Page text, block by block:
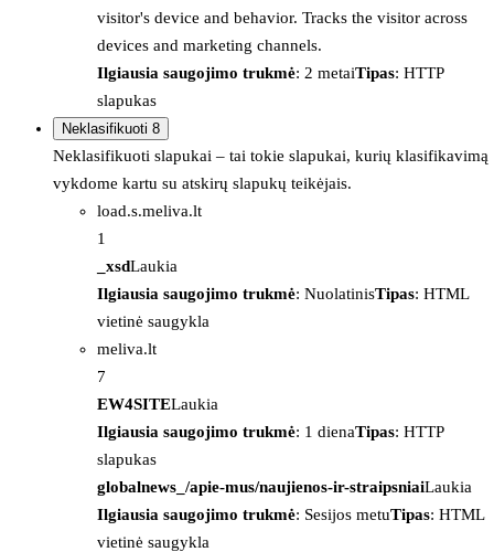
visitor's device and behavior. Tracks the visitor across
devices and marketing channels.
Ilgiausia saugojimo trukmė: 2 metaiTipas: HTTP
slapukas
Neklasifikuoti 8
Neklasifikuoti slapukai – tai tokie slapukai, kurių klasifikavimą
vykdome kartu su atskirų slapukų teikėjais.
load.s.meliva.lt
1
_xsdLaukia
Ilgiausia saugojimo trukmė: NuolatinisTipas: HTML
vietinė saugykla
meliva.lt
7
EW4SITELaukia
Ilgiausia saugojimo trukmė: 1 dienaTipas: HTTP
slapukas
globalnews_/apie-mus/naujienos-ir-straipsniaiLaukia
Ilgiausia saugojimo trukmė: Sesijos metuTipas: HTML
vietinė saugykla